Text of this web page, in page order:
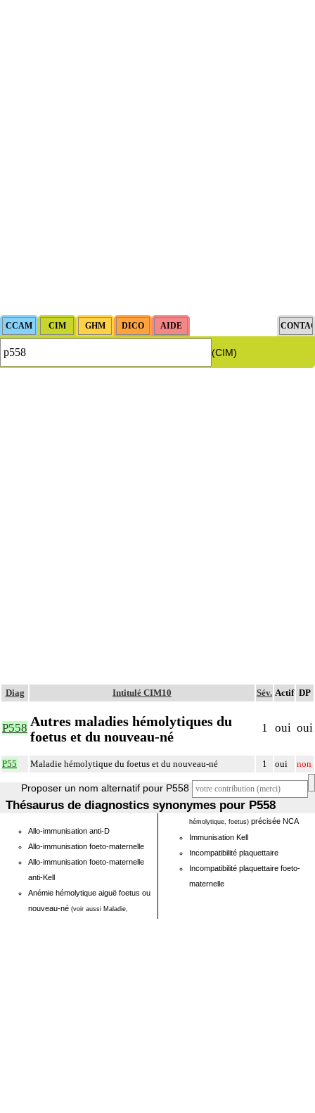
(CIM)
Diag Intitulé CIM10 Sév. Actif DP
P558 Autres maladies hémolytiques du
foetus et du nouveau-né
1 oui oui
P55 Maladie hémolytique du foetus et du nouveau-né 1 oui non
Proposer un nom alternatif pour P558
Thésaurus de diagnostics synonymes pour P558
Allo-immunisation anti-D
Allo-immunisation foeto-maternelle
Allo-immunisation foeto-maternelle
anti-Kell
Anémie hémolytique aiguë foetus ou
nouveau-né (voir aussi Maladie,
hémolytique, foetus) précisée NCA
Immunisation Kell
Incompatibilité plaquettaire
Incompatibilité plaquettaire foeto-
maternelle